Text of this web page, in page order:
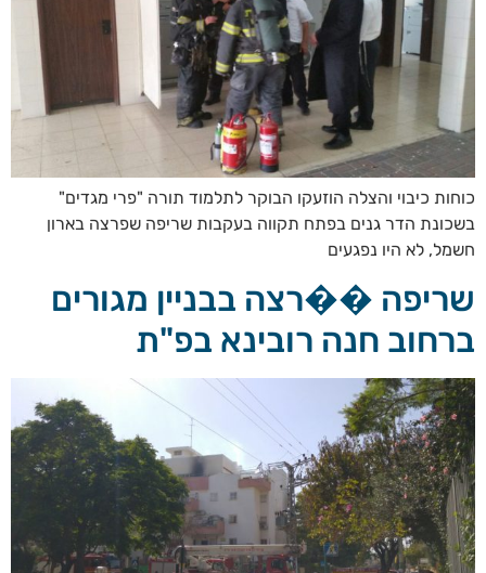
כוחות כיבוי והצלה הוזעקו הבוקר לתלמוד תורה "פרי מגדים"
בשכונת הדר גנים בפתח תקווה בעקבות שריפה שפרצה בארון
חשמל, לא היו נפגעים
שריפה ��רצה בבניין מגורים
ברחוב חנה רובינא בפ"ת